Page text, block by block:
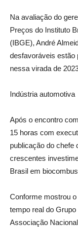
Na avaliação do
Preços do Instituto
(IBGE), André
desfavoráveis estão
nessa virada de
Indústria automotiva
Após o encontro
15 horas com
publicação do chefe
crescentes
Brasil em
Conforme mostrou
tempo real do
Associação